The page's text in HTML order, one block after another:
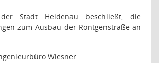
Stadt Heidenau beschließt, die
zum Ausbau der Röntgenstraße an
Wiesner